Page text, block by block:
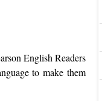
English Readers
to make them